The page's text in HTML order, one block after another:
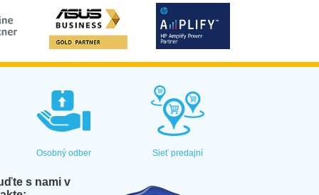
Osobný odber Sieť predajní
s nami v